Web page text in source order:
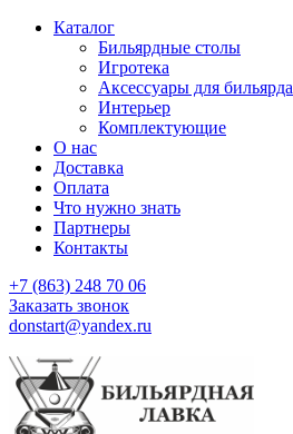
Каталог
Бильярдные столы
Игротека
Аксессуары для бильярда
Интерьер
Комплектующие
О нас
Доставка
Оплата
Что нужно знать
Партнеры
Контакты
+7 (863) 248 70 06
Заказать звонок
donstart@yandex.ru